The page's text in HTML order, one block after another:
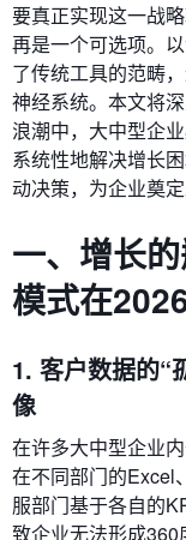
要真正实现这一战
再是一个可选项。
了传统工具的范畴
神经系统。本文将
浪潮中，大中型企
系统性地解决增长
动决策，为企业奠
一、增长
模式在
1. 客户数据的“
像
在许多大中型企业
在不同部门的Excel
服部门基于各自的
致企业无法形成